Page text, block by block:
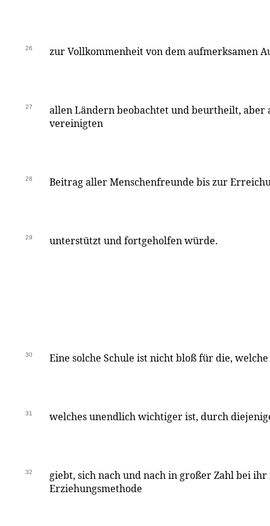
26 zur Vollkommenheit von dem aufmerksamen
27
allen Ländern beobachtet und beurtheilt, aber
vereinigten
28 Beitrag aller Menschenfreunde bis zur
29 unterstützt und fortgeholfen würde.
30 Eine solche Schule ist nicht bloß für die,
31 welches unendlich wichtiger ist, durch
32
giebt, sich nach und nach in großer Zahl bei
Erziehungsmethode